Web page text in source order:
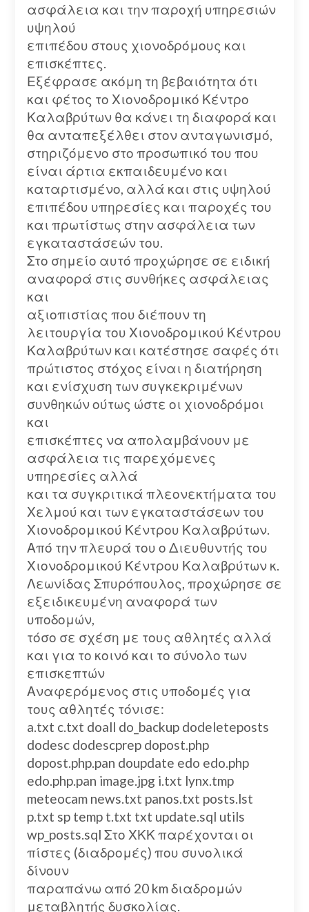
ασφάλεια και την παροχή υπηρεσιών
υψηλού
επιπέδου στους χιονοδρόμους και
επισκέπτες.
Εξέφρασε ακόμη τη βεβαιότητα ότι
και φέτος το Χιονοδρομικό Κέντρο
Καλαβρύτων θα κάνει τη διαφορά και
θα ανταπεξέλθει στον ανταγωνισμό,
στηριζόμενο στο προσωπικό του που
είναι άρτια εκπαιδευμένο και
καταρτισμένο, αλλά και στις υψηλού
επιπέδου υπηρεσίες και παροχές του
και πρωτίστως στην ασφάλεια των
εγκαταστάσεών του.
Στο σημείο αυτό προχώρησε σε ειδική
αναφορά στις συνθήκες ασφάλειας
και
αξιοπιστίας που διέπουν τη
λειτουργία του Χιονοδρομικού Κέντρου
Καλαβρύτων και κατέστησε σαφές ότι
πρώτιστος στόχος είναι η διατήρηση
και ενίσχυση των συγκεκριμένων
συνθηκών ούτως ώστε οι χιονοδρόμοι
και
επισκέπτες να απολαμβάνουν με
ασφάλεια τις παρεχόμενες
υπηρεσίες αλλά
και τα συγκριτικά πλεονεκτήματα του
Χελμού και των εγκαταστάσεων του
Χιονοδρομικού Κέντρου Καλαβρύτων.
Από την πλευρά του ο Διευθυντής του
Χιονοδρομικού Κέντρου Καλαβρύτων κ.
Λεωνίδας Σπυρόπουλος, προχώρησε σε
εξειδικευμένη αναφορά των
υποδομών,
τόσο σε σχέση με τους αθλητές αλλά
και για το κοινό και το σύνολο των
επισκεπτών
Αναφερόμενος στις υποδομές για
τους αθλητές τόνισε:
a.txt c.txt doall do_backup dodeleteposts
dodesc dodescprep dopost.php
dopost.php.pan doupdate edo edo.php
edo.php.pan image.jpg i.txt lynx.tmp
meteocam news.txt panos.txt posts.lst
p.txt sp temp t.txt txt update.sql utils
wp_posts.sql Στο ΧΚΚ παρέχονται οι
πίστες (διαδρομές) που συνολικά
δίνουν
παραπάνω από 20 km διαδρομών
μεταβλητής δυσκολίας.